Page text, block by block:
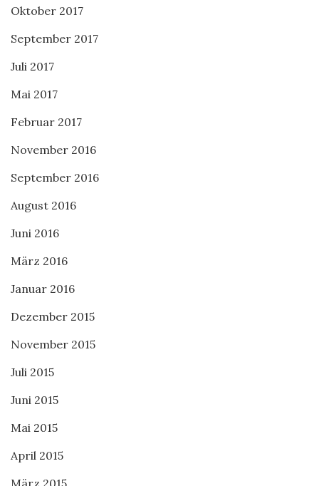
Oktober 2017
September 2017
Juli 2017
Mai 2017
Februar 2017
November 2016
September 2016
August 2016
Juni 2016
März 2016
Januar 2016
Dezember 2015
November 2015
Juli 2015
Juni 2015
Mai 2015
April 2015
März 2015